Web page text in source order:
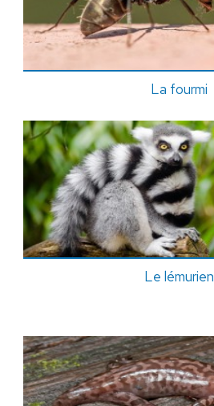
La fourmi
Le lémurien